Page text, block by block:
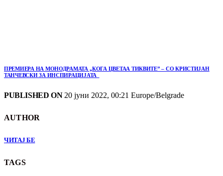
ПРЕМИЕРА НА МОНОДРАМАТА ,,КОГА ЦВЕТАА ТИКВИТЕ” – СО КРИСТИЈАН
ТАНЧЕВСКИ ЗА ИНСПИРАЦИЈАТА
PUBLISHED ON20 јуни 2022, 00:21 Europe/Belgrade
AUTHOR
ЧИТАЈ БЕ
TAGS